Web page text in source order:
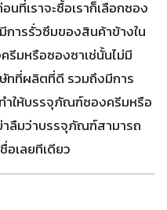
ที่เราจะซื้อเราก็เลือกซอง
ารรั่วซึมของสินค้าข้างใน
รีมหรือซองซาเช่นั้นไม่มี
ทที่ผลิตที่ดี รวมถึงมีการ
ำให้บรรจุภัณฑ์ซองครีมหรือ
าลืมว่าบรรจุภัณฑ์สามารถ
อเลยทีเดียว